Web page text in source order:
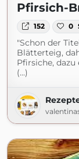
Pfirsich-
152 0
"Schon der
Blätterteig,
Pfirsiche,
(...)